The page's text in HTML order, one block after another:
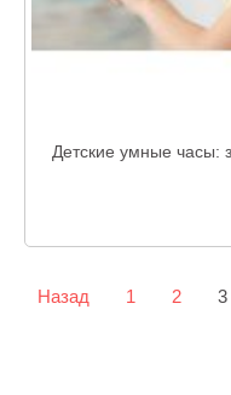
Детские умные часы:
Назад 1 2 3